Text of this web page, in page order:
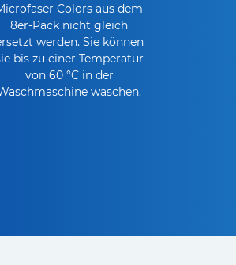
Colors aus dem
8er-Pack nicht gleich
werden. Sie können
bis zu einer Temperatur
von 60 °C in der
waschen.